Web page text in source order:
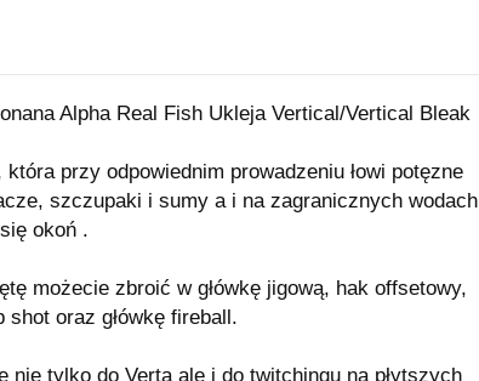
Alpha Real Fish Ukleja Vertical/Vertical Bleak
która przy odpowiednim prowadzeniu łowi potęzne
szczupaki i sumy a i na zagranicznych wodach
okoń .
możecie zbroić w główkę jigową, hak offsetowy,
shot oraz główkę fireball.
nie tylko do Verta ale i do twitchingu na płytszych